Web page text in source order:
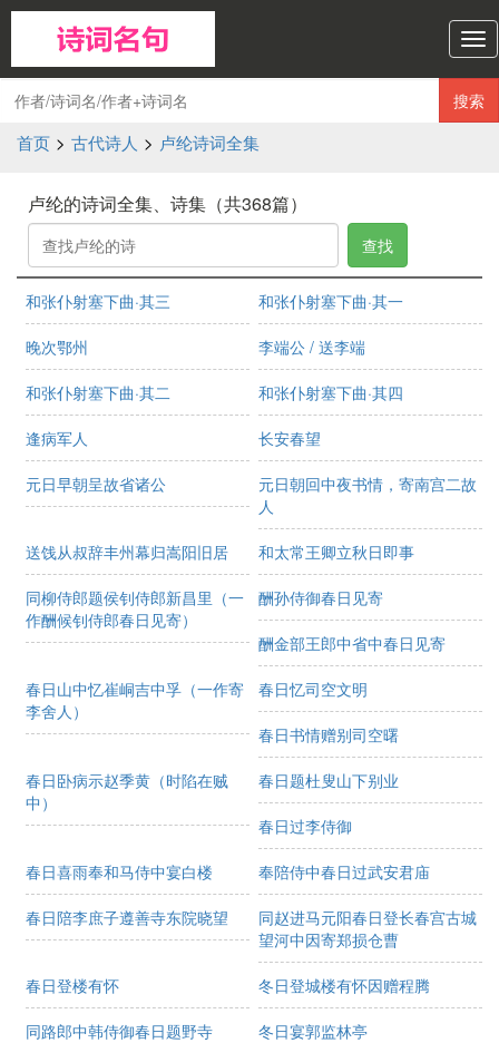
诗
词
名
句
搜索
首页 > 古代诗人 > 卢纶诗词全集
卢纶的诗词全集、诗集（共368篇）
查找
和张仆射塞下曲·其三 和张仆射塞下曲·其一
晚次鄂州 李端公 / 送李端
和张仆射塞下曲·其二 和张仆射塞下曲·其四
逢病军人 长安春望
元日早朝呈故省诸公
元日朝回中夜书情，寄南宫二故
人
送饯从叔辞丰州幕归嵩阳旧居 和太常王卿立秋日即事
同柳侍郎题侯钊侍郎新昌里（一
作酬候钊侍郎春日见寄）
酬孙侍御春日见寄
酬金部王郎中省中春日见寄
春日山中忆崔峒吉中孚（一作寄
李舍人）
春日忆司空文明
春日书情赠别司空曙
春日卧病示赵季黄（时陷在贼
中）
春日题杜叟山下别业
春日过李侍御
春日喜雨奉和马侍中宴白楼 奉陪侍中春日过武安君庙
春日陪李庶子遵善寺东院晓望
同赵进马元阳春日登长春宫古城
望河中因寄郑损仓曹
春日登楼有怀 冬日登城楼有怀因赠程腾
同路郎中韩侍御春日题野寺 冬日宴郭监林亭